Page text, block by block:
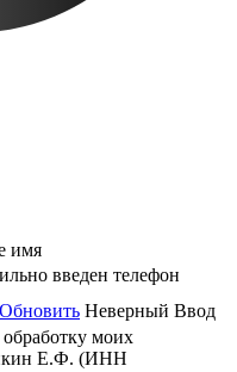
имя
введен телефон
Обновить Неверный Ввод
обработку моих
Е.Ф. (ИНН